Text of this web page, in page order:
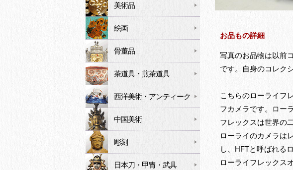
お品もの詳細
写真のお品物は以前
です。自身のコレク
こちらのローライフ
フカメラです。ロー
フレックスは世界の
ローライのカメラは
し、HFTと呼ばれる
ローライフレックス
美術品
絵画
骨董品
茶道具・煎茶道具
西洋美術・アンティーク
中国美術
彫刻
日本刀・甲冑・武具